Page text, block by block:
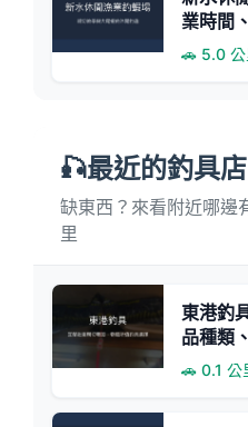
業時間
善與大
🚗 5.0 公
🎣最近的釣具店
缺東西？來看附近哪邊
里
東港釣
品種類
親切釣
🚗 0.1 公